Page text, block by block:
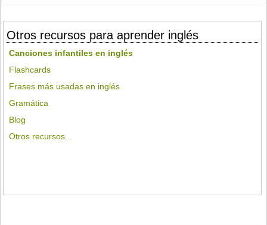
Otros recursos para aprender inglés
Canciones infantiles en inglés
Flashcards
Frases más usadas en inglés
Gramática
Blog
Otros recursos...